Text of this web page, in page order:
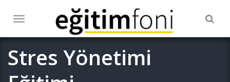
Toggle
Stres Yönetimi